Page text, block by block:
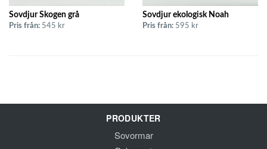
Sovdjur Skogen grå
Pris från: 545 kr
Sovdjur ekologisk Noah
Pris från: 595 kr
PRODUKTER
Sovormar